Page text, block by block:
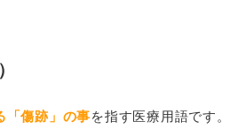
「傷跡」の事を指す医療用語です。